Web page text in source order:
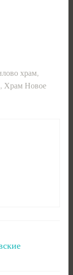
храм,
,Храм Новое